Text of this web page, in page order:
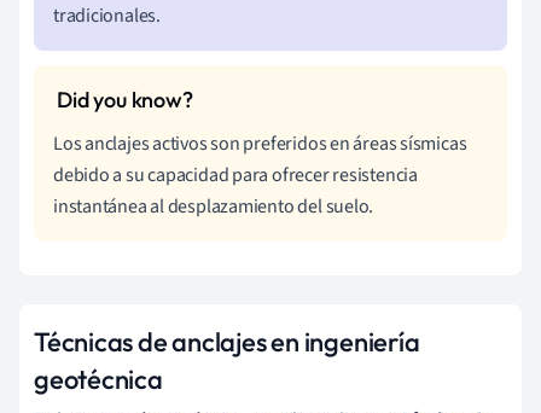
tradicionales.
Los anclajes activos son preferidos en áreas sísmicas
debido a su capacidad para ofrecer resistencia
instantánea al desplazamiento del suelo.
Técnicas de anclajes en ingeniería
geotécnica